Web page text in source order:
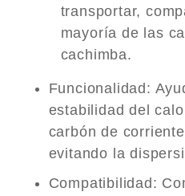
transportar,
mayoría de las
cachimba.
Funcionalidad :
estabilidad del
carbón de
evitando la
Compatibilidad :